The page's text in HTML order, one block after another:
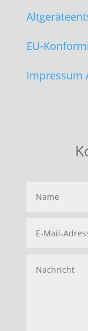
EU-
Impressum
Mail-